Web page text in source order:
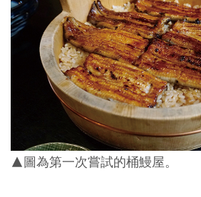
▲圖為第一次嘗試的桶鰻屋。